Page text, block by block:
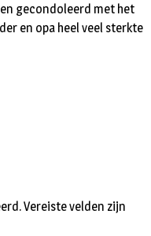
gecondoleerd met het
en opa heel veel sterkte
Vereiste velden zijn